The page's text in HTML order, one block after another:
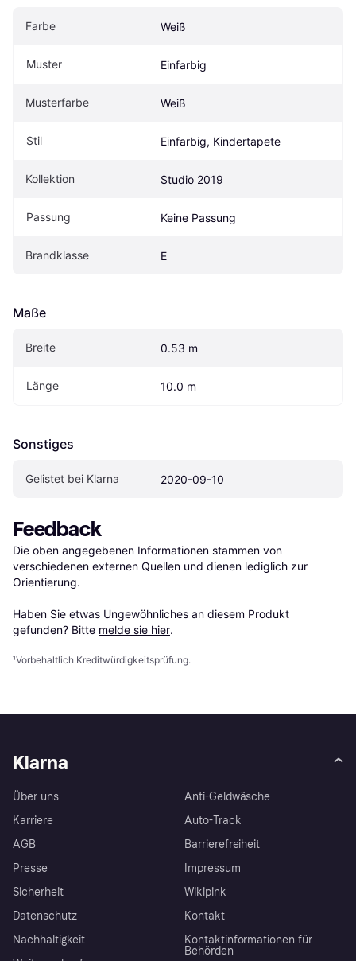
Farbe Weiß
Muster Einfarbig
Musterfarbe Weiß
Stil Einfarbig, Kindertapete
Kollektion Studio 2019
Passung Keine Passung
Brandklasse E
Maße
Breite 0.53 m
Länge 10.0 m
Sonstiges
Gelistet bei Klarna 2020-09-10
Feedback
Die oben angegebenen Informationen stammen von
verschiedenen externen Quellen und dienen lediglich zur
Orientierung.
Haben Sie etwas Ungewöhnliches an diesem Produkt
gefunden? Bitte melde sie hier.
¹Vorbehaltlich Kreditwürdigkeitsprüfung.
Klarna
Über uns
Karriere
AGB
Presse
Sicherheit
Datenschutz
Nachhaltigkeit
Anti-Geldwäsche
Auto-Track
Barrierefreiheit
Impressum
Wikipink
Kontakt
Kontaktinformationen für
Behörden